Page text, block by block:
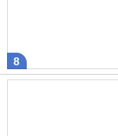
8